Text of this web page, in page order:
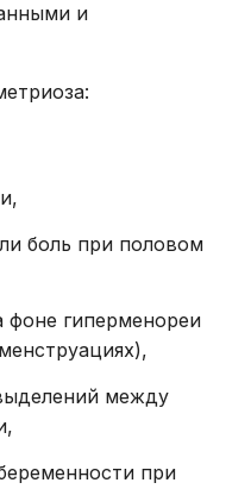
и
боль при половом
фоне гиперменореи
между
при